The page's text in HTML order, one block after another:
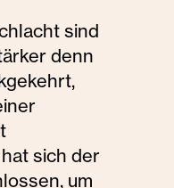
sind
denn
sich der
um